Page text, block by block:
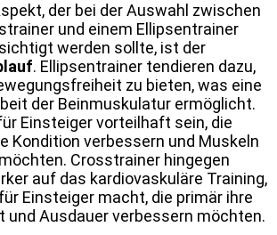
der bei der Auswahl zwischen
und einem Ellipsentrainer
werden sollte, ist der
. Ellipsentrainer tendieren dazu,
zu bieten, was eine
der Beinmuskulatur ermöglicht.
Einsteiger vorteilhaft sein, die
Kondition verbessern und Muskeln
Crosstrainer hingegen
auf das kardiovaskuläre Training,
Einsteiger macht, die primär ihre
und Ausdauer verbessern möchten.